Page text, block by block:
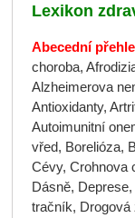
Lexikon
Abecední
choroba,
Alzheimerova
Antioxidanty,
Autoimunitní
vřed, Borelióza,
Cévy, Crohnova
Dásně,
tračník, Drogová